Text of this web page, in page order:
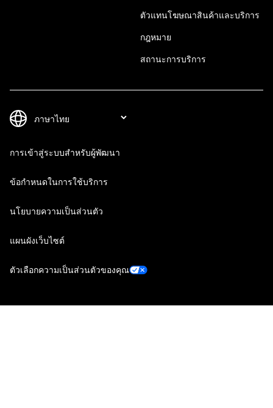
ตัวแทนโฆษณาสินค้าและบริการ
กฎหมาย
สถานะการบริการ
การเข้าสู่ระบบสำหรับผู้พัฒนา
ข้อกำหนดในการใช้บริการ
นโยบายความเป็นส่วนตัว
แผนผังเว็บไซต์
ตัวเลือกความเป็นส่วนตัวของคุณ